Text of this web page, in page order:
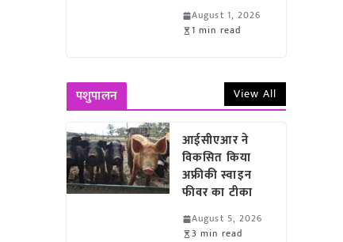
August 1, 2026
1 min read
पशुपालन View All
आईसीएआर ने
विकसित किया
अफ्रीकी स्वाइन
फीवर का टीका
August 5, 2026
3 min read